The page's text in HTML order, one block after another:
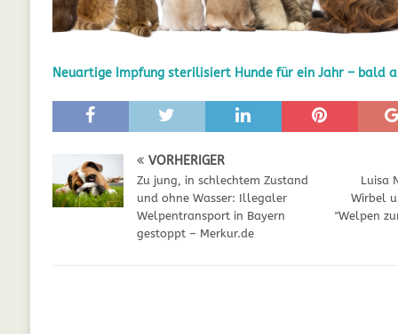
GESUNDHEIT
Der Wössinger
Online WELPEN
Neuartige Impfung sterilisiert Hunde für ein Jahr – bald
VORHERIGER
Zu jung, in schlechtem Zustand
und ohne Wasser: Illegaler
Welpentransport in Bayern
gestoppt – Merkur.de
Luisa
Wirbel
"Welpen